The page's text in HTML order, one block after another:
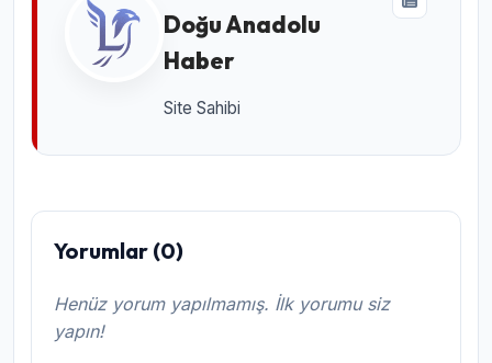
Doğu Anadolu
Haber
Site Sahibi
Yorumlar (0)
Henüz yorum yapılmamış. İlk yorumu siz
yapın!